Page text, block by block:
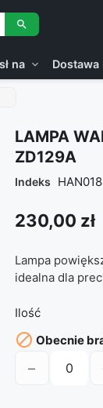

na expand_more
LAMPA
ZD129A
Indeks
230,00 zł
Lampa
idealna dla
Ilość
 Obecnie
−